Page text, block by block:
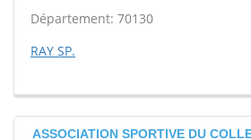
Département: 70130
RAY SP.
ASSOCIATION SPORTIVE DU